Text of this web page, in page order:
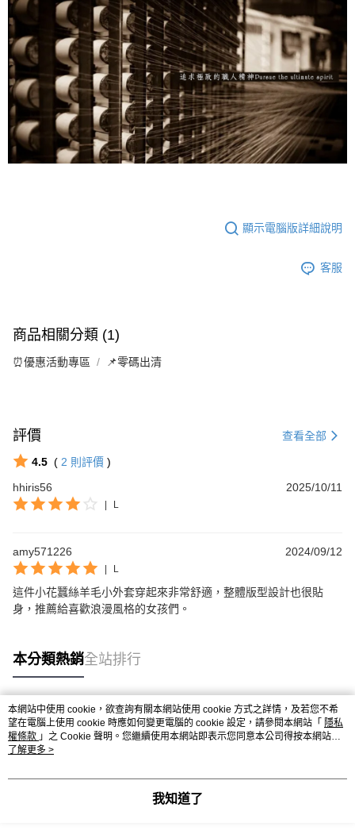
顯示電腦版詳細說明
客服
商品相關分類 (1)
⏰優惠活動專區 📌零碼出清
評價 查看全部
4.5 ( 2 則評價 )
hhiris56
2025/10/11
| L
amy571226 2024/09/12
| L
這件小花蠶絲羊毛小外套穿起來非常舒適，整體版型設計也很貼
身，推薦給喜歡浪漫風格的女孩們。
本分類熱銷全站排行
熱門標籤
本網站中使用 cookie，欲查詢有關本網站使用 cookie 方式之詳情，及若您不希
望在電腦上使用 cookie 時應如何變更電腦的 cookie 設定，請參閱本網站「 隱私
權條款 」之 Cookie 聲明。您繼續使用本網站即表示您同意本公司得按本網站使
用條款之 Cookie 聲明使用 cookie。
了解更多 >
我知道了